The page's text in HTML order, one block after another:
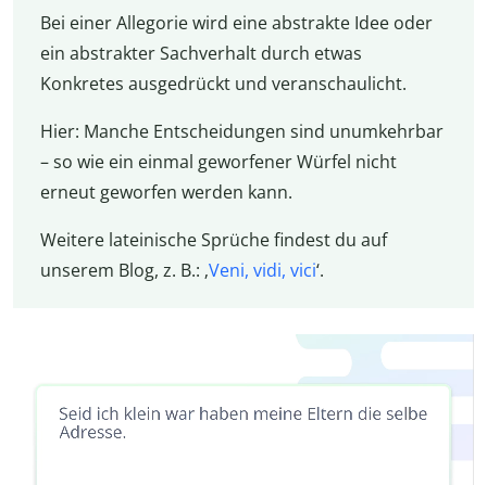
Bei einer Allegorie wird eine abstrakte Idee oder
ein abstrakter Sachverhalt durch etwas
Konkretes ausgedrückt und veranschaulicht.
Hier: Manche Entscheidungen sind unumkehrbar
– so wie ein einmal geworfener Würfel nicht
erneut geworfen werden kann.
Weitere lateinische Sprüche findest du auf
unserem Blog, z. B.: ‚Veni, vidi, vici‘.